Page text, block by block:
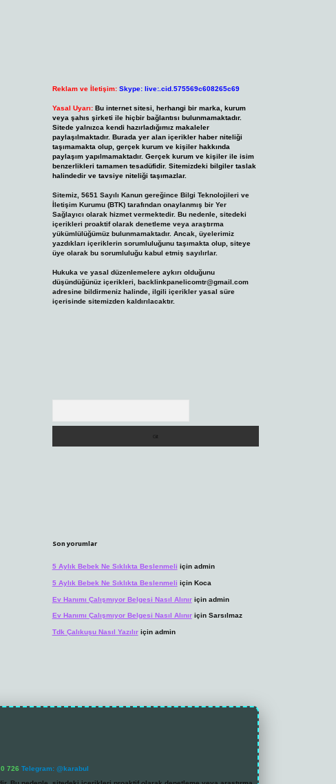
Reklam ve İletişim: Skype: live:.cid.575569c608265c69
Yasal Uyarı: Bu internet sitesi, herhangi bir marka, kurum
veya şahıs şirketi ile hiçbir bağlantısı bulunmamaktadır.
Sitede yalnızca kendi hazırladığımız makaleler
paylaşılmaktadır. Burada yer alan içerikler haber niteliği
taşımamakta olup, gerçek kurum ve kişiler hakkında
paylaşım yapılmamaktadır. Gerçek kurum ve kişiler ile isim
benzerlikleri tamamen tesadüfidir. Sitemizdeki bilgiler taslak
halindedir ve tavsiye niteliği taşımazlar.
Sitemiz, 5651 Sayılı Kanun gereğince Bilgi Teknolojileri ve
İletişim Kurumu (BTK) tarafından onaylanmış bir Yer
Sağlayıcı olarak hizmet vermektedir. Bu nedenle, sitedeki
içerikleri proaktif olarak denetleme veya araştırma
yükümlülüğümüz bulunmamaktadır. Ancak, üyelerimiz
yazdıkları içeriklerin sorumluluğunu taşımakta olup, siteye
üye olarak bu sorumluluğu kabul etmiş sayılırlar.
Hukuka ve yasal düzenlemelere aykırı olduğunu
düşündüğünüz içerikleri, backlinkpanelicomtr@gmail.com
adresine bildirmeniz halinde, ilgili içerikler yasal süre
içerisinde sitemizden kaldırılacaktır.
Son yorumlar
5 Aylık Bebek Ne Sıklıkta Beslenmeli için admin
5 Aylık Bebek Ne Sıklıkta Beslenmeli için Koca
Ev Hanımı Çalışmıyor Belgesi Nasıl Alınıriçin admin
Ev Hanımı Çalışmıyor Belgesi Nasıl Alınıriçin Sarsılmaz
Tdk Çalıkuşu Nasıl Yazılıriçin admin
726 Telegram: @karabul